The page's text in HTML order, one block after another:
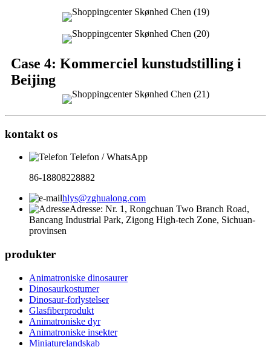
Case 4: Kommerciel kunstudstilling i
Beijing
kontakt os
Telefon / WhatsApp
86-18808228882
hlys@zghualong.com
Adresse: Nr. 1, Rongchuan Two Branch Road,
Bancang Industrial Park, Zigong High-tech Zone, Sichuan-
provinsen
produkter
Animatroniske dinosaurer
Dinosaurkostumer
Dinosaur-forlystelser
Glasfiberprodukt
Animatroniske dyr
Animatroniske insekter
Miniaturelandskab